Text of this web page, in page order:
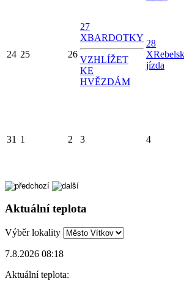
24 25 26
27
XBARDOTKY
VZHLÍŽET
KE
HVĚZDÁM
28
X
jízda
31 1 2 3 4
Aktuální teplota
Výběr lokality
7.8.2026 08:18
Aktuální teplota: